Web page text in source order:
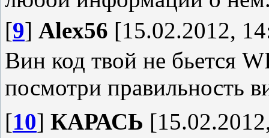
[9] Alex56 [15.02.2012,
Вин код твой не бьется
посмотри правильность
[10] КАРАСЬ